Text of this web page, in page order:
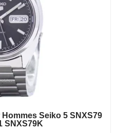
Seiko 5 SNXS79
SNXS79K